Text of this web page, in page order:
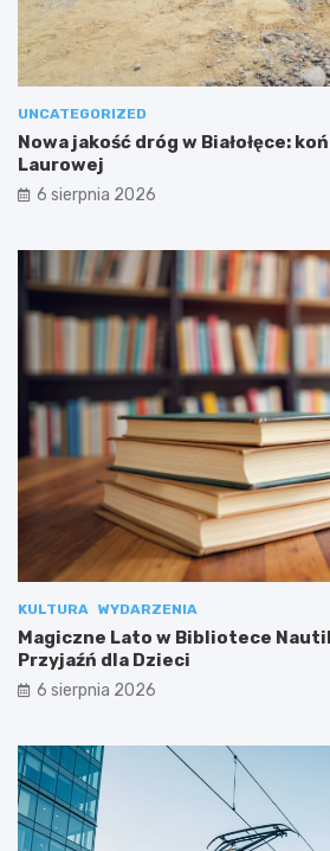
UNCATEGORIZED
Nowa jakość dróg w Białołęce:
Laurowej
6 sierpnia 2026
KULTURA WYDARZENIA
Magiczne Lato w Bibliotece
Przyjaźń dla Dzieci
6 sierpnia 2026